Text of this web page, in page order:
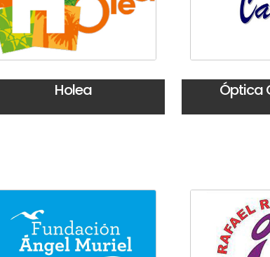
Holea Óptica